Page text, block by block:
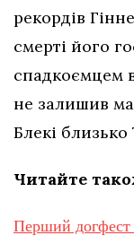
рекордів
смерті його
спадкоємцем
не залишив
Блекі близько
Читайте
Перший догфест